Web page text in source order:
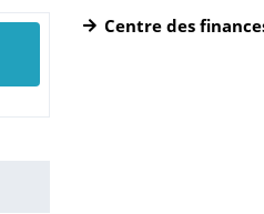
Centre des